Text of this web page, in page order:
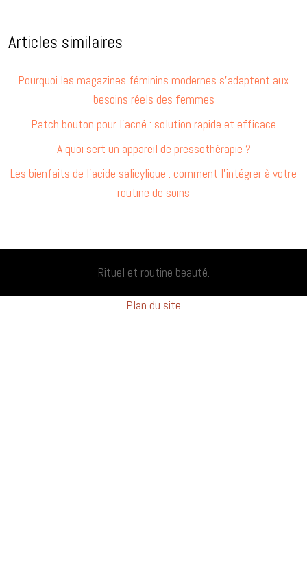
Articles similaires
Pourquoi les magazines féminins modernes s’adaptent aux
besoins réels des femmes
Patch bouton pour l’acné : solution rapide et efficace
A quoi sert un appareil de pressothérapie ?
Les bienfaits de l’acide salicylique : comment l’intégrer à votre
routine de soins
Rituel et routine beauté.
Plan du site